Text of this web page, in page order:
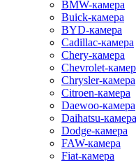
BMW-камера
Buick-камера
BYD-камера
Cadillac-камера
Chery-камера
Chevrolet-
Chrysler-камера
Citroen-камера
Daewoo-камера
Daihatsu-камера
Dodge-камера
FAW-камера
Fiat-камера